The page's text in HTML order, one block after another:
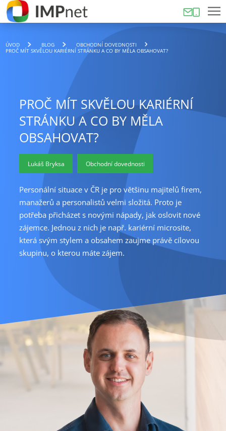
ÚVOD BLOG
OBCHODNÍ DOVEDNOSTI
PROČ MÍT SKVĚLOU KARIÉRNÍ STRÁNKU A CO BY MĚLA OBSAHOVAT?
PROČ MÍT SKVĚLOU KARIÉRNÍ
STRÁNKU A CO BY MĚLA
OBSAHOVAT?
Lukáš Bryksa Obchodní dovednosti
Personální situace v ČR je pro většinu majitelů firem,
manažerů a personalistů velmi složitá. Proto je
potřeba přicházet s novými nápady, jak oslovit nové
zájemce. Jednou z nich je např. kariérní microsite,
která svým stylem a obsahem zaujme právě cílovou
skupinu, o kterou máte zájem.